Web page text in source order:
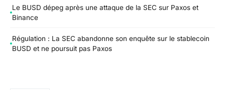
Le BUSD dépeg après une attaque de la SEC sur Paxos et
Binance
Régulation : La SEC abandonne son enquête sur le stablecoin
BUSD et ne poursuit pas Paxos